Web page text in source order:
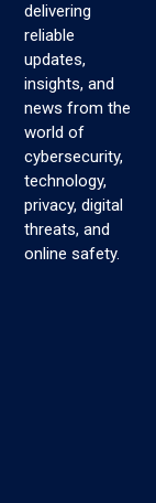
delivering
reliable
updates,
insights, and
news from the
world of
cybersecurity,
technology,
privacy, digital
threats, and
online safety.